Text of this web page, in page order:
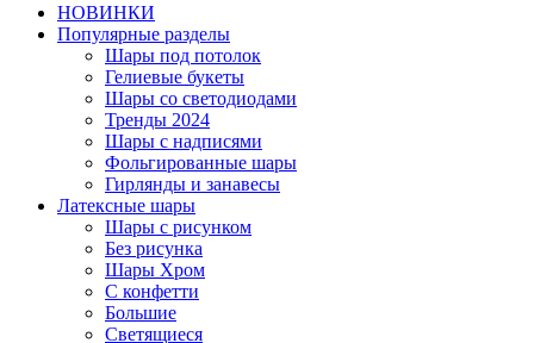
НОВИНКИ
Популярные разделы
Шары под потолок
Гелиевые букеты
Шары со светодиодами
Тренды 2024
Шары с надписями
Фольгированные шары
Гирлянды и занавесы
Латексные шары
Шары с рисунком
Без рисунка
Шары Хром
C конфетти
Большие
Светящиеся